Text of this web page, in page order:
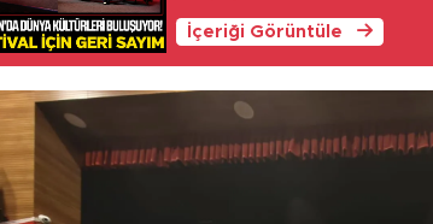
İçeriği Görüntüle